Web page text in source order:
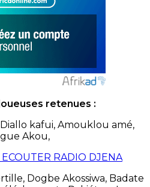
retenues :
kafui, Amouklou amé,
Akou,
Dogbe Akossiwa, Badate